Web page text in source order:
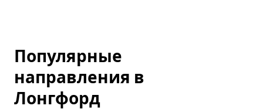
Популярные
направления в
Лонгфорд